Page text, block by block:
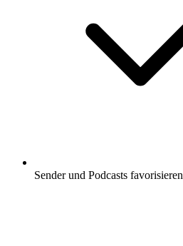
Sender und Podcasts favorisieren